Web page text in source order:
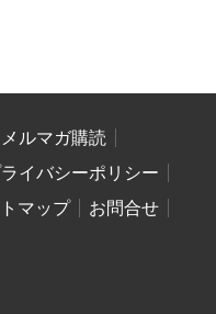
メルマガ購読
イバシーポリシー
マップ
お問合せ